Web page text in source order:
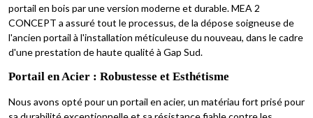
portail en bois par une version moderne et durable. MEA 2
CONCEPT a assuré tout le processus, de la dépose soigneuse de
l'ancien portail à l'installation méticuleuse du nouveau, dans le cadre
d'une prestation de haute qualité à Gap Sud.
Portail en Acier : Robustesse et Esthétisme
Nous avons opté pour un portail en acier, un matériau fort prisé pour